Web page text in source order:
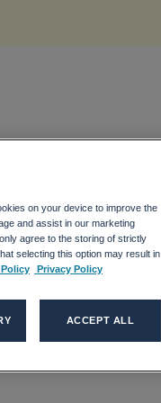
on your device to improve the
and assist in our marketing
agree to the storing of strictly
selecting this option may result in
Privacy Policy
ACCEPT ALL